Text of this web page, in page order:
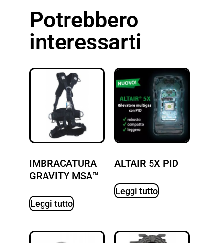
Potrebbero
interessarti
IMBRACATURA
GRAVITY MSA™
Leggi tutto
ALTAIR 5X PID
Leggi tutto